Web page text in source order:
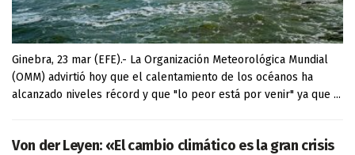
Ginebra, 23 mar (EFE).- La Organización Meteorológica Mundial
(OMM) advirtió hoy que el calentamiento de los océanos ha
alcanzado niveles récord y que "lo peor está por venir" ya que ...
Von der Leyen: «El cambio climático es la gran crisis